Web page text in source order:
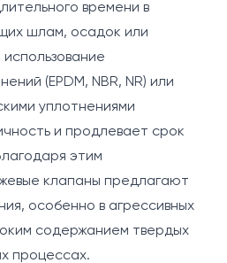
времени в
шлам, осадок или
(EPDM, NBR, NR) или
уплотнениями
и продлевает срок
этим
клапаны предлагают
особенно в агрессивных
содержанием твердых
процессах.